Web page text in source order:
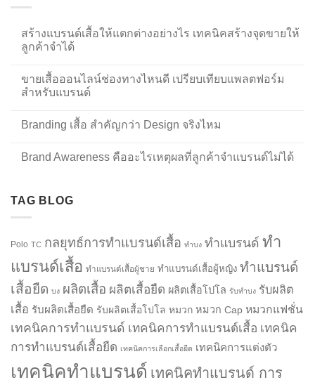
สร้างแบรนด์เสื้อให้แตกต่างอย่างไร เทคนิคสร้างจุดขายให้
ลูกค้าจำได้
ขายเสื้อออนไลน์ช่องทางไหนดี เปรียบเทียบแพลตฟอร์ม
สำหรับแบรนด์
Branding เสื้อ สำคัญกว่า Design จริงไหม
Brand Awareness คืออะไรเหตุผลที่ลูกค้าจำแบรนด์ไม่ได้
TAG BLOG
Polo TC กลยุทธ์การทำแบรนด์เสื้อ ทำบง ทำแบรนด์ ทำ
แบรนด์เสื้อ ทำแบรนด์เสื้อผู้ชาย ทำแบรนด์เสื้อผู้หญิง ทำแบรนด์
เสื้อยืด บง ผลิตเสื้อ ผลิตเสื้อยืด ผลิตเสื้อโปโล รับทำบง รับผลิต
เสื้อ รับผลิตเสื้อยืด รับผลิตเสื้อโปโล หมวก หมวก Cap หมวกแฟชั่น
เทคนิคการทำแบรนด์ เทคนิคการทำแบรนด์เสื้อ เทคนิค
การทำแบรนด์เสื้อยืด เทคนิคการเลือกเสื้อยืด เทคนิคการแต่งตัว
เทคนิคทำแบรนด์ เทคนิคทำแบรนด์ การ